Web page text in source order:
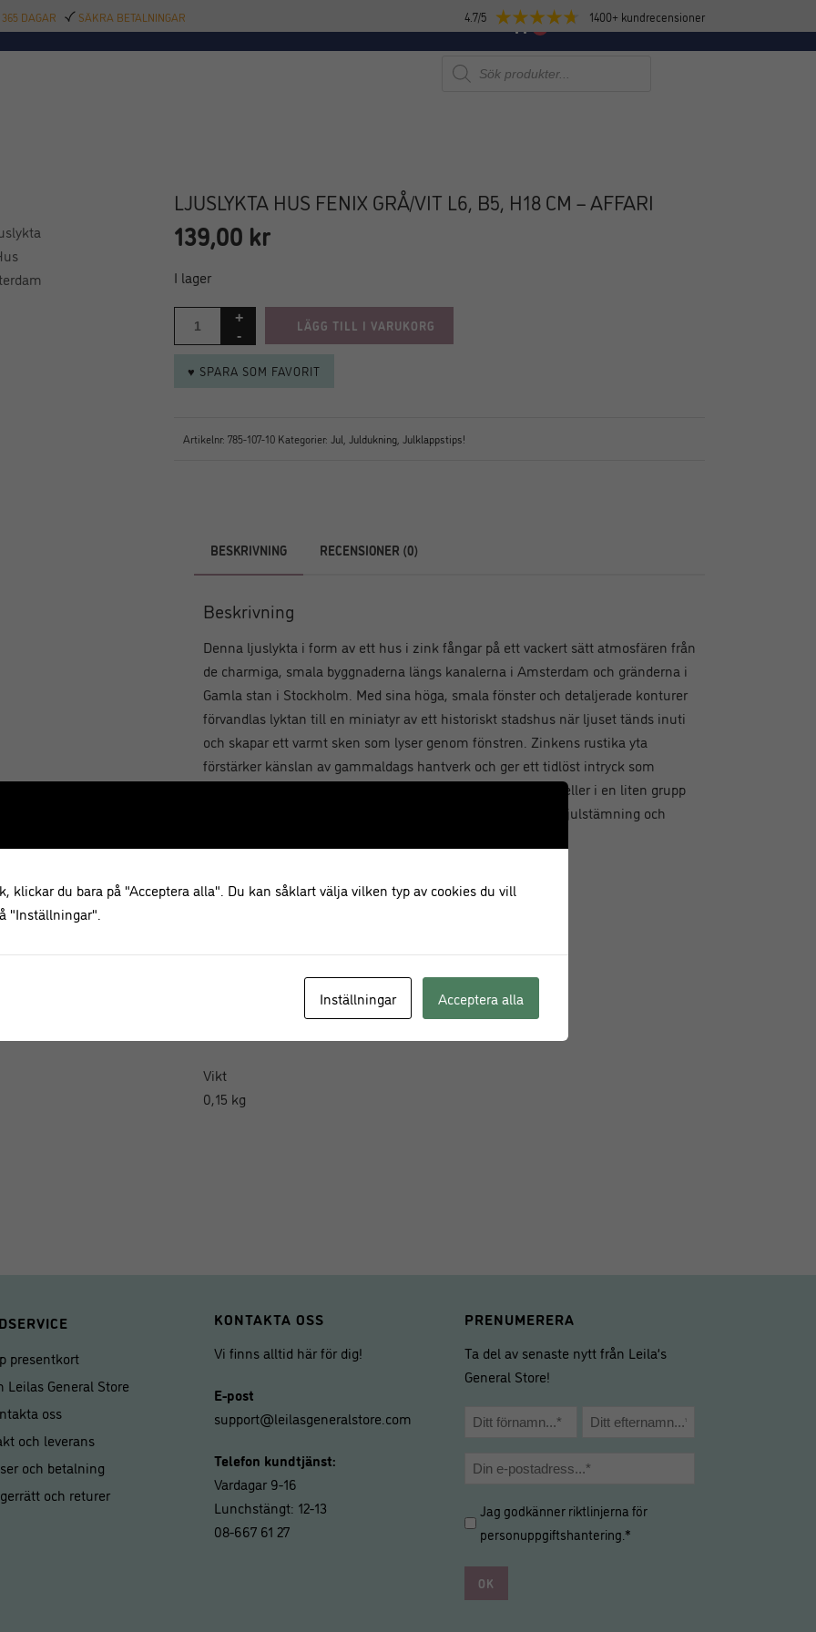
DAGAR SÄKRA BETALNINGAR 4.7/5 1400+ kundrecensioner
BAR DELIKATESSER NYHETER 0
Produktsökning
LJUSLYKTA HUS FENIX GRÅ/VIT L6, B5, H18 CM – AFFARI
139,00 kr
I lager
LÄGG TILL I VARUKORG
♥ SPARA SOM FAVORIT
Artikelnr: 785-107-10 Kategorier: Jul Juldukning Julklappstips!
BESKRIVNING RECENSIONER (0)
Beskrivning
Denna ljuslykta i form av ett hus i zink fångar på ett vackert sätt atmosfären från
de charmiga, smala byggnaderna längs kanalerna i Amsterdam och gränderna i
Gamla stan i Stockholm. Med sina höga, smala fönster och detaljerade konturer
förvandlas lyktan till en miniatyr av ett historiskt stadshus när ljuset tänds inuti
och skapar ett varmt sken som lyser genom fönstren. Zinkens rustika yta
förstärker känslan av gammaldags hantverk och ger ett tidlöst intryck som
passar perfekt i julens inredning. Placera ljuslyktan ensam eller i en liten grupp
av zinkhus för att skapa en miniatyrstad som sprider mysig julstämning och
6 cm
Vikt
0,15 kg
presentkort
Leilas General Store
oss
och leverans
och betalning
och returer
KONTAKTA OSS
Vi finns alltid här för dig!
E-post
support@leilasgeneralstore.com
Telefon kundtjänst:
Vardagar 9-16
Lunchstängt: 12-13
08-667 61 27
PRENUMERERA
Ta del av senaste nytt från Leila’s
General Store!
Namn
E-
Hantering
av
*
Jag godkänner riktlinjerna för
personuppgiftshantering .*
klickar du bara på "Acceptera alla". Du kan såklart välja vilken typ av cookies du vill
"Inställningar".
Inställningar Acceptera alla